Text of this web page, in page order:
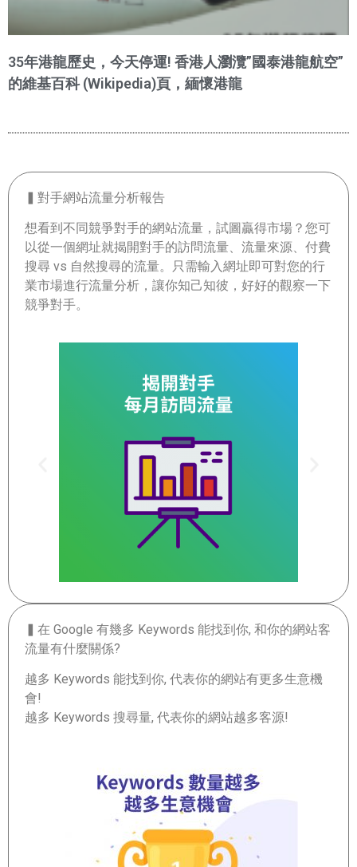
35年港龍歷史，今天停運! 香港人瀏灠”國泰港龍航空”
的維基百科 (Wikipedia)頁，緬懷港龍
▍對手網站流量分析報告
想看到不同競爭對手的網站流量，試圖贏得市場？您可
以從一個網址就揭開對手的訪問流量、流量來源、付費
搜尋 vs 自然搜尋的流量。只需輸入網址即可對您的行
業市場進行流量分析，讓你知己知彼，好好的觀察一下
競爭對手。
▍在 Google 有幾多 Keywords 能找到你, 和你的網站客
流量有什麼關係?
越多 Keywords 能找到你, 代表你的網站有更多生意機
會!
越多 Keywords 搜尋量, 代表你的網站越多客源!